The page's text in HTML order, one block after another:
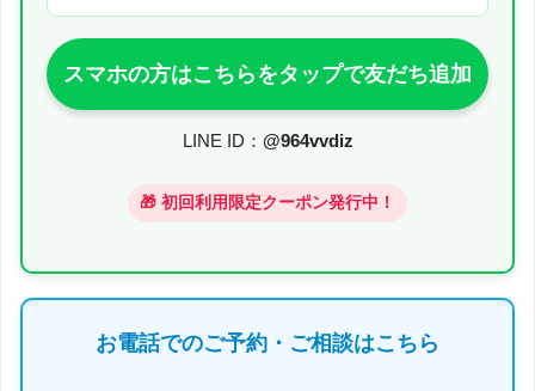
スマホの方はこちらをタップで友だち追加
LINE ID： @964vvdiz
🎁 初回利用限定クーポン発行中！
お電話でのご予約・ご相談はこちら